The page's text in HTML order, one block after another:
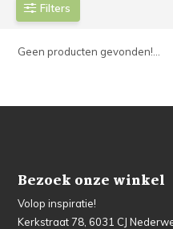
Filters
Geen producten gevonden!...
Bezoek onze winkel
Volop inspiratie!
Kerkstraat 78, 6031 CJ